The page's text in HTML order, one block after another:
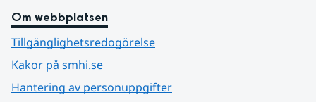
Om webbplatsen
Tillgänglighetsredogörelse
Kakor på smhi.se
Hantering av personuppgifter